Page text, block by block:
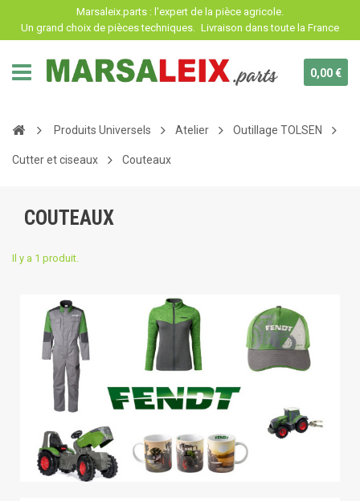
Marsaleix.parts : l'expert de la pièce agricole.
Un grand choix de pièces techniques. Livraison dans toute la France
0,00 €
Produits Universels Atelier Outillage TOLSEN
Cutter et ciseaux Couteaux
COUTEAUX
Il y a 1 produit.
Panneau de gestion des cookies